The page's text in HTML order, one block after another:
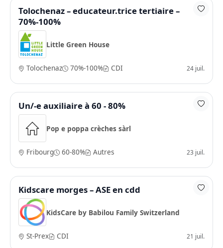
Tolochenaz – educateur.trice tertiaire –
70%-100%
Little Green House
Tolochenaz 70%-100% CDI 24 juil.
Un/-e auxiliaire à 60 - 80%
Pop e poppa crèches sàrl
Fribourg 60-80% Autres 23 juil.
Kidscare morges – ASE en cdd
KidsCare by Babilou Family Switzerland
St-Prex CDI 21 juil.